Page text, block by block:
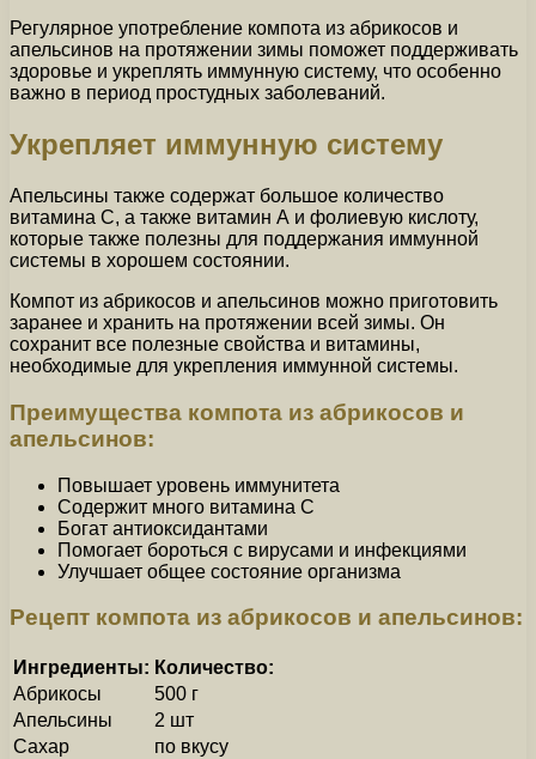
Регулярное употребление компота из абрикосов и
апельсинов на протяжении зимы поможет поддерживать
здоровье и укреплять иммунную систему, что особенно
важно в период простудных заболеваний.
Укрепляет иммунную систему
Апельсины также содержат большое количество
витамина C, а также витамин А и фолиевую кислоту,
которые также полезны для поддержания иммунной
системы в хорошем состоянии.
Компот из абрикосов и апельсинов можно приготовить
заранее и хранить на протяжении всей зимы. Он
сохранит все полезные свойства и витамины,
необходимые для укрепления иммунной системы.
Преимущества компота из абрикосов и
апельсинов:
Повышает уровень иммунитета
Содержит много витамина C
Богат антиоксидантами
Помогает бороться с вирусами и инфекциями
Улучшает общее состояние организма
Рецепт компота из абрикосов и апельсинов:
Ингредиенты: Количество:
Абрикосы
500 г
Апельсины
2 шт
Сахар
по вкусу